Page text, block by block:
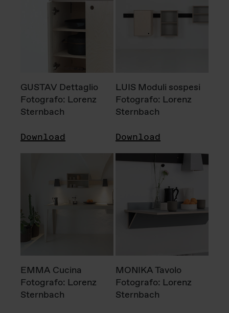
GUSTAV Dettaglio
Fotografo: Lorenz
Sternbach
Download
LUIS Moduli sospesi
Fotografo: Lorenz
Sternbach
Download
EMMA Cucina
Fotografo: Lorenz
Sternbach
MONIKA Tavolo
Fotografo: Lorenz
Sternbach